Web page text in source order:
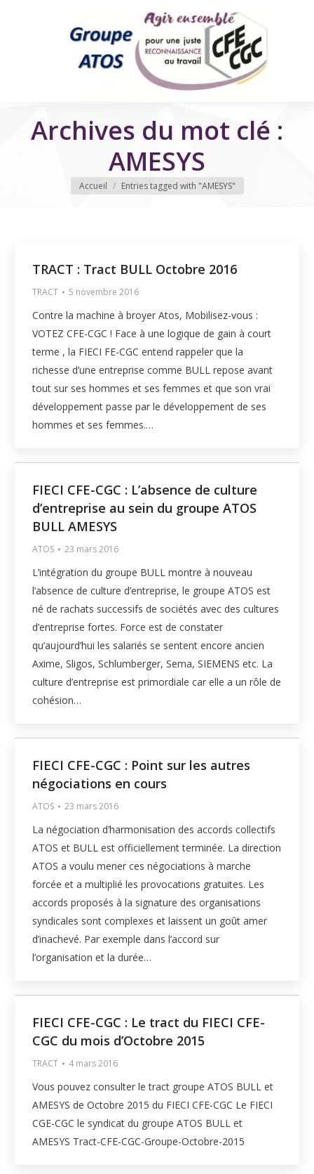
Archives du mot clé :
AMESYS
Vous êtes ici
Accueil Entries tagged with "AMESYS"
TRACT : Tract BULL Octobre 2016
TRACT 5 novembre 2016
Contre la machine à broyer Atos, Mobilisez-vous :
VOTEZ CFE-CGC ! Face à une logique de gain à court
terme , la FIECI FE-CGC entend rappeler que la
richesse d’une entreprise comme BULL repose avant
tout sur ses hommes et ses femmes et que son vrai
développement passe par le développement de ses
hommes et ses femmes.…
FIECI CFE-CGC : L’absence de culture
d’entreprise au sein du groupe ATOS
BULL AMESYS
ATOS 23 mars 2016
L’intégration du groupe BULL montre à nouveau
l’absence de culture d’entreprise, le groupe ATOS est
né de rachats successifs de sociétés avec des cultures
d’entreprise fortes. Force est de constater
qu’aujourd’hui les salariés se sentent encore ancien
Axime, Sligos, Schlumberger, Sema, SIEMENS etc. La
culture d’entreprise est primordiale car elle a un rôle de
cohésion…
FIECI CFE-CGC : Point sur les autres
négociations en cours
ATOS 23 mars 2016
La négociation d’harmonisation des accords collectifs
ATOS et BULL est officiellement terminée. La direction
ATOS a voulu mener ces négociations à marche
forcée et a multiplié les provocations gratuites. Les
accords proposés à la signature des organisations
syndicales sont complexes et laissent un goût amer
d’inachevé. Par exemple dans l’accord sur
l’organisation et la durée…
FIECI CFE-CGC : Le tract du FIECI CFE-
CGC du mois d’Octobre 2015
TRACT 4 mars 2016
Vous pouvez consulter le tract groupe ATOS BULL et
AMESYS de Octobre 2015 du FIECI CFE-CGC Le FIECI
CGE-CGC le syndicat du groupe ATOS BULL et
AMESYS Tract-CFE-CGC-Groupe-Octobre-2015